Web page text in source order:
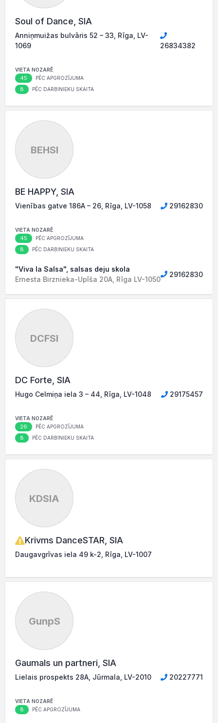
Soul of Dance, SIA
Anniņmuižas bulvāris 52 – 33, Rīga, LV-
1069
26834382
VIETA NOZARĒ
45 PĒC APGROZĪJUMA
8 PĒC DARBINIEKU SKAITA
BEHSI
BE HAPPY, SIA
Vienības gatve 186A – 26, Rīga, LV-1058 29162830
VIETA NOZARĒ
45 PĒC APGROZĪJUMA
8 PĒC DARBINIEKU SKAITA
"Viva la Salsa", salsas deju skola
Ernesta Birznieka-Upīša 20A, Rīga LV-1050
29162830
DCFSI
DC Forte, SIA
Hugo Celmiņa iela 3 – 44, Rīga, LV-1048 29175457
VIETA NOZARĒ
26 PĒC APGROZĪJUMA
8 PĒC DARBINIEKU SKAITA
KDSIA
Krivms DanceSTAR, SIA
Daugavgrīvas iela 49 k-2, Rīga, LV-1007
GunpS
Gaumals un partneri, SIA
Lielais prospekts 28A, Jūrmala, LV-2010 20227771
VIETA NOZARĒ
8 PĒC APGROZĪJUMA